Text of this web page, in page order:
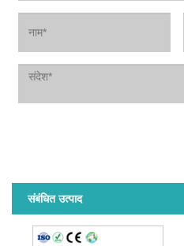
संबंधित उत्पाद